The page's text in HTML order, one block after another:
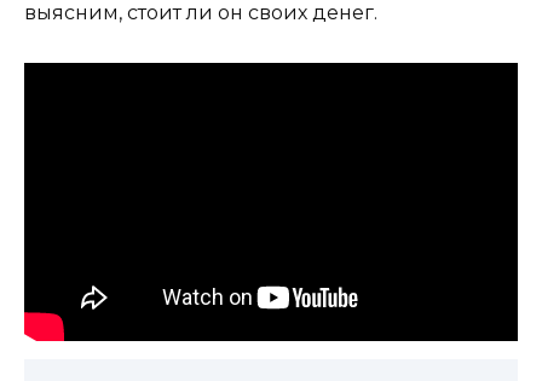
выясним, стоит ли он своих денег.